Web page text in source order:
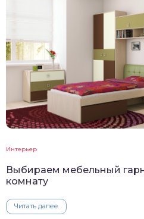
Интерьер
Выбираем мебельный
комнату
Читать далее